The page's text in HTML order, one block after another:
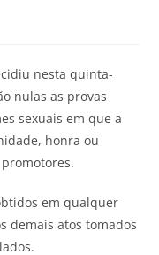
nesta quinta-
nulas as provas
sexuais em que a
honra ou
em qualquer
demais atos tomados